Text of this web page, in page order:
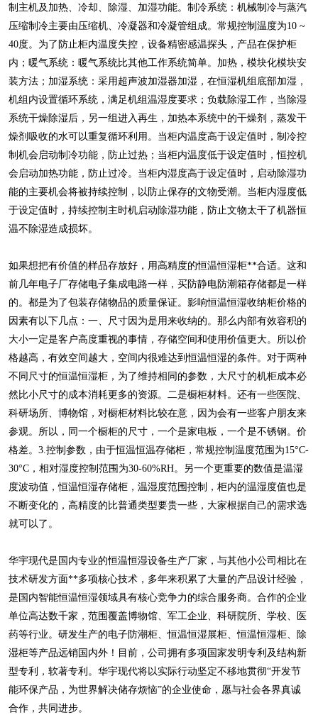
制主机及加热、冷却、除湿、加湿功能。制冷系统：机械制冷与蒸汽
压缩制冷主要由压缩机、冷凝器和冷凝管组成。常规控制温度为10 ~
40度。为了防止柜内温度失控，设备精密感温探头，产品在保护柜
内；暖气系统：暖气系统比其他工作系统简单。加热，模块化模块安
装方法；加湿系统：采用超声波加湿器加湿，在恒湿机组底部加湿，
机组内设置循环系统，满足机组温湿度要求；负载除湿工作，当除湿
系统干燥除湿后，另一组进入再生，加热本系统中的干燥剂，蒸发干
燥剂吸收的水可以重复循环利用。当柜内温度高于设定值时，制冷控
制机会启动制冷功能，防止过热；当柜内温度低于设定值时，恒控机
会启动加热功能，防止过冷。当柜内湿度高于设定值时，启动除湿功
能的主要机会将被持续控制，以防止保存的文物受潮。当柜内湿度低
于设定值时，持续控制主时机启动除湿功能，防止文物太干了机器恒
温不除湿造成损坏。
如果想把有价值的样品存放好，用高精度的恒温恒湿柜**合适。这和
前几年电子厂存储电子集成电路一样，买防静电防潮箱存储都是一样
的。都是为了包装存储物品的质量保证。影响恒温恒湿收纳柜价格的
因素有以下几点：一、尺寸因为是用来收纳的。那么内部有效容积的
大小一定是客户高度重视的事情，存储空间和使用价值更大。所以价
格越高，有效空间越大，空间内很难达到恒温恒湿的条件。对于两种
不同尺寸的恒温恒湿柜，为了维持相同的参数，大尺寸的机柜成本必
然比小尺寸的成本消耗更多的资源。二是橱柜材料。还有一些医院、
科研场所、博物馆，对橱柜材料比较在意，因为会有一些客户朋友来
参观。所以，同一个橱柜的尺寸，一个是家电板，一个是不锈钢。价
格差。3.控制参数，由于恒温恒温存储柜，常规控制温度范围为15°C-
30°C，相对湿度控制范围为30-60%RH。另一个更重要的数值是温湿
度波动值，恒温恒湿存储柜，温湿度范围控制，柜内的温湿度值也是
不断变化的，高精度的比普通类型要贵一些，大家根据自己的需求选
就可以了。
华宇现代是国内专业的恒温恒湿设备生产厂家，与其他小公司相比在
技术研发方面**多项核心技术，多年来积累了大量的产品设计经验，
是国内智能恒温恒湿领域具有核心竞争力的综合服务商。合作的企业
单位高达数千家，范围覆盖博物馆、军工企业、科研院所、学校、医
药等行业。研发生产的电子防潮柜、恒温恒湿展柜、恒温恒湿柜、除
湿柜等产品远销国内外！目前，公司拥有多项国家发明专利及结构新
型专利，软著专利。华宇现代将以实际行动坚定不移地贯彻“开发节
能环保产品，为世界解决储存烦恼”的企业使命，愿与社会各界真诚
合作，共同进步。